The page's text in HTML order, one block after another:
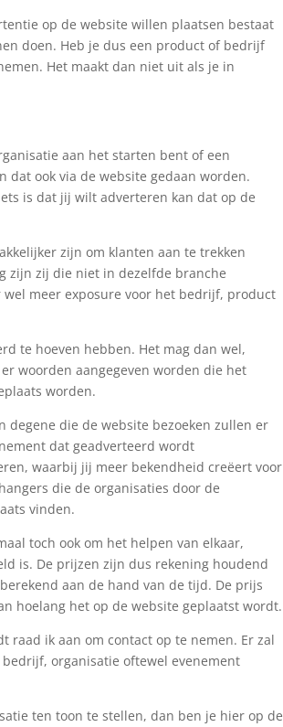
op de website willen plaatsen bestaat
doen. Heb je dus een product of bedrijf
Het maakt dan niet uit als je in
aan het starten bent of een
ook via de website gedaan worden.
is dat jij wilt adverteren kan dat op de
zijn om klanten aan te trekken
zijn zij die niet in dezelfde branche
meer exposure voor het bedrijf, product
te hoeven hebben. Het mag dan wel,
woorden aangegeven worden die het
worden.
degene die de website bezoeken zullen er
dat geadverteerd wordt
waarbij jij meer bekendheid creëert voor
die de organisaties door de
vinden.
toch ook om het helpen van elkaar,
is. De prijzen zijn dus rekening houdend
aan de hand van de tijd. De prijs
hoelang het op de website geplaatst wordt.
raad ik aan om contact op te nemen. Er zal
organisatie oftewel evenement
ten toon te stellen, dan ben je hier op de